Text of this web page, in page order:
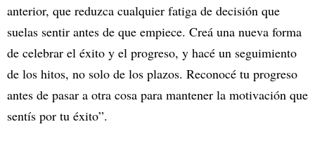
anterior, que reduzca cualquier fatiga de decisión que
suelas sentir antes de que empiece. Creá una nueva forma
de celebrar el éxito y el progreso, y hacé un seguimiento
de los hitos, no solo de los plazos. Reconocé tu progreso
antes de pasar a otra cosa para mantener la motivación que
sentís por tu éxito”.